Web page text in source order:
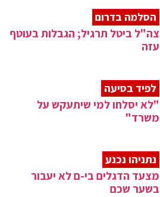
הסלמה בדרום
צה"ל ביטל תרגיל; הגבלות בעוטף
עזה
לפיד בסיעה
"לא יסלחו למי שיתעקש על
משרד"
נתניהו נכנע
מצעד הדגלים בי-ם לא יעבור
בשער שכם